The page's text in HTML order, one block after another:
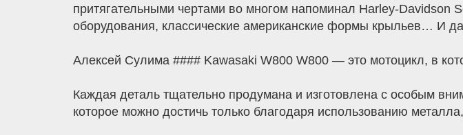
притягательными чертами во многом напоминал Harley-Davidson
оборудования, классические американские формы крыльев… И
Алексей Сулима #### Kawasaki W800 W800 — это мотоцикл, в
Каждая деталь тщательно продумана и изготовлена с особым
которое можно достичь только благодаря использованию